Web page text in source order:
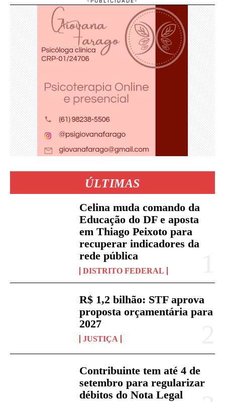
ÚLTIMAS
Celina muda comando da
Educação do DF e aposta
em Thiago Peixoto para
recuperar indicadores da
rede pública
DISTRITO FEDERAL
R$ 1,2 bilhão: STF aprova
proposta orçamentária para
2027
JUSTIÇA
Contribuinte tem até 4 de
setembro para regularizar
débitos do Nota Legal